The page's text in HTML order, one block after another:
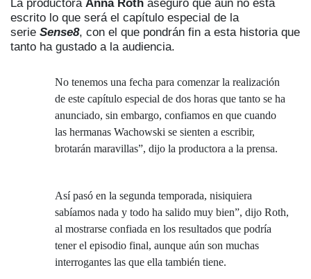
La productora Anna Roth aseguró que aún no está
escrito lo que será el capítulo especial de la
serie Sense8, con el que pondrán fin a esta historia que
tanto ha gustado a la audiencia.
No tenemos una fecha para comenzar la realización
de este capítulo especial de dos horas que tanto se ha
anunciado, sin embargo, confiamos en que cuando
las hermanas Wachowski se sienten a escribir,
brotarán maravillas”, dijo la productora a la prensa.
Así pasó en la segunda temporada, nisiquiera
sabíamos nada y todo ha salido muy bien”, dijo Roth,
al mostrarse confiada en los resultados que podría
tener el episodio final, aunque aún son muchas
interrogantes las que ella también tiene.